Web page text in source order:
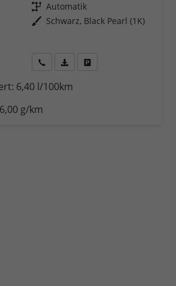
Getriebe Automatik
Außenfarbe Schwarz, Black Pearl (1K)
Wir rufen Sie an
Fahrzeugexposé (PDF)
Fahrzeug parken
6,40 l/100km
g/km